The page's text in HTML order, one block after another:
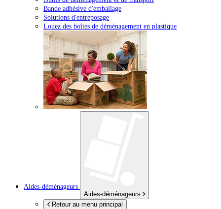
Bande adhésive d'emballage
Solutions d'entreposage
Louez des boîtes de déménagement en plastique
Aides-déménageurs
Aides-déménageurs
Retour au menu principal